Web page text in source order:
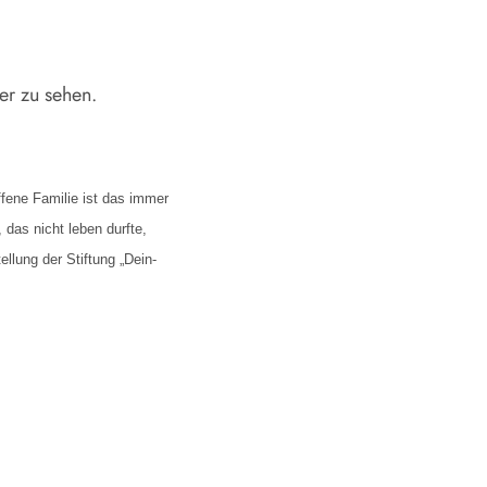
zu sehen.
Familie ist das immer
nicht leben durfte,
der Stiftung „Dein-